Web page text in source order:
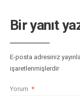
Bir yanıt
E-posta adresiniz
işaretlenmişlerdir
Yorum *